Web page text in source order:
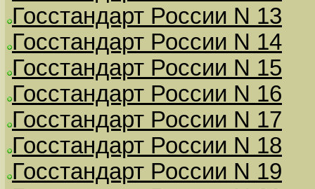
Госстандарт России N 13
Госстандарт России N 14
Госстандарт России N 15
Госстандарт России N 16
Госстандарт России N 17
Госстандарт России N 18
Госстандарт России N 19